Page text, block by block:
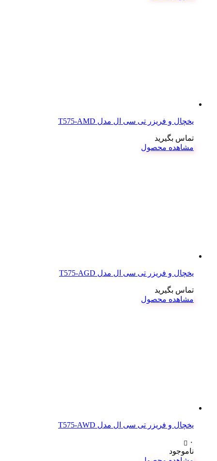
یخچال و فریزر تی سی ال مدل T575-AMD
تماس بگیرید
مشاهده محصول
یخچال و فریزر تی سی ال مدل T575-AGD
تماس بگیرید
مشاهده محصول
یخچال و فریزر تی سی ال مدل T575-AWD
۰
ناموجود